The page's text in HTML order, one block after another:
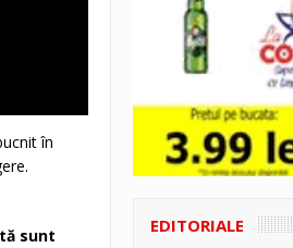
în
sunt
EDITORIALE